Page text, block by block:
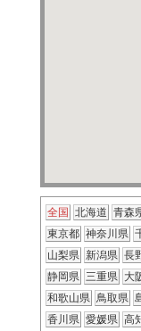
全国 北海道 青森
東京都 神奈川県
山梨県 新潟県 長
静岡県 三重県 大
和歌山県 鳥取県
香川県 愛媛県 高